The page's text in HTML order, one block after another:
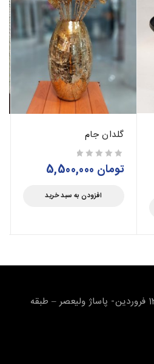
گلدان جام
تومان
افزودن به سبد خرید
دامغان-میدان امام- خیابان 12 فروردین- پاساژ ولیعصر – طبقه